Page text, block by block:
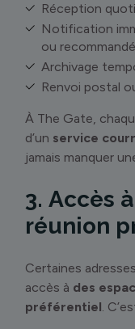
Réception
Notification
ou
Archivage
Renvoi postal
À The Gate,
d’un service
jamais manquer
3. Accès
réunion
Certaines
accès à des
préférentiel .